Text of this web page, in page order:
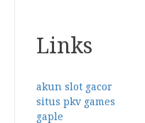
Links
akun slot gacor
situs pkv games
gaple